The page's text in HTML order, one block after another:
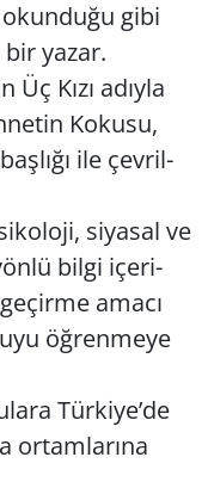
okun­du­ğu gibi
bir yazar.
Üç Kızı adıy­la
Ko­ku­su,
ile çev­ril­
si­ya­sal ve
bilgi içe­ri­
amacı
öğ­ren­me­ye
Tür­ki­ye’de
or­tam­la­rı­na